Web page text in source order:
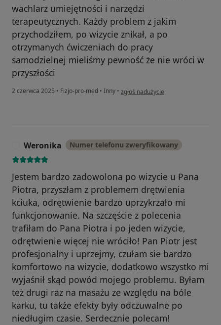
wachlarz umiejętności i narzędzi
terapeutycznych. Każdy problem z jakim
przychodziłem, po wizycie znikał, a po
otrzymanych ćwiczeniach do pracy
samodzielnej mieliśmy pewność że nie wróci w
przyszłości
2 czerwca 2025 • Fizjo-pro-med • Inny • w opinii użytkownika Filip
zgłoś nadużycie
Weronika Numer telefonu zweryfikowany
Jestem bardzo zadowolona po wizycie u Pana
Piotra, przyszłam z problemem drętwienia
kciuka, odrętwienie bardzo uprzykrzało mi
funkcjonowanie. Na szczęście z polecenia
trafiłam do Pana Piotra i po jeden wizycie,
odrętwienie więcej nie wróciło! Pan Piotr jest
profesjonalny i uprzejmy, czułam sie bardzo
komfortowo na wizycie, dodatkowo wszystko mi
wyjaśnił skąd powód mojego problemu. Byłam
też drugi raz na masażu ze względu na bóle
karku, tu także efekty były odczuwalne po
niedługim czasie. Serdecznie polecam!